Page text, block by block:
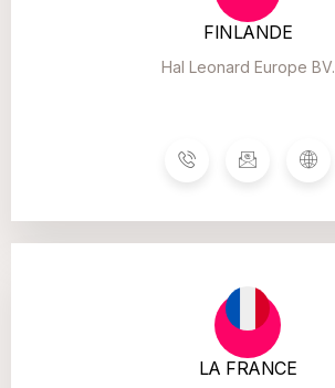
FINLANDE
Hal Leonard Europe BV.
LA FRANCE